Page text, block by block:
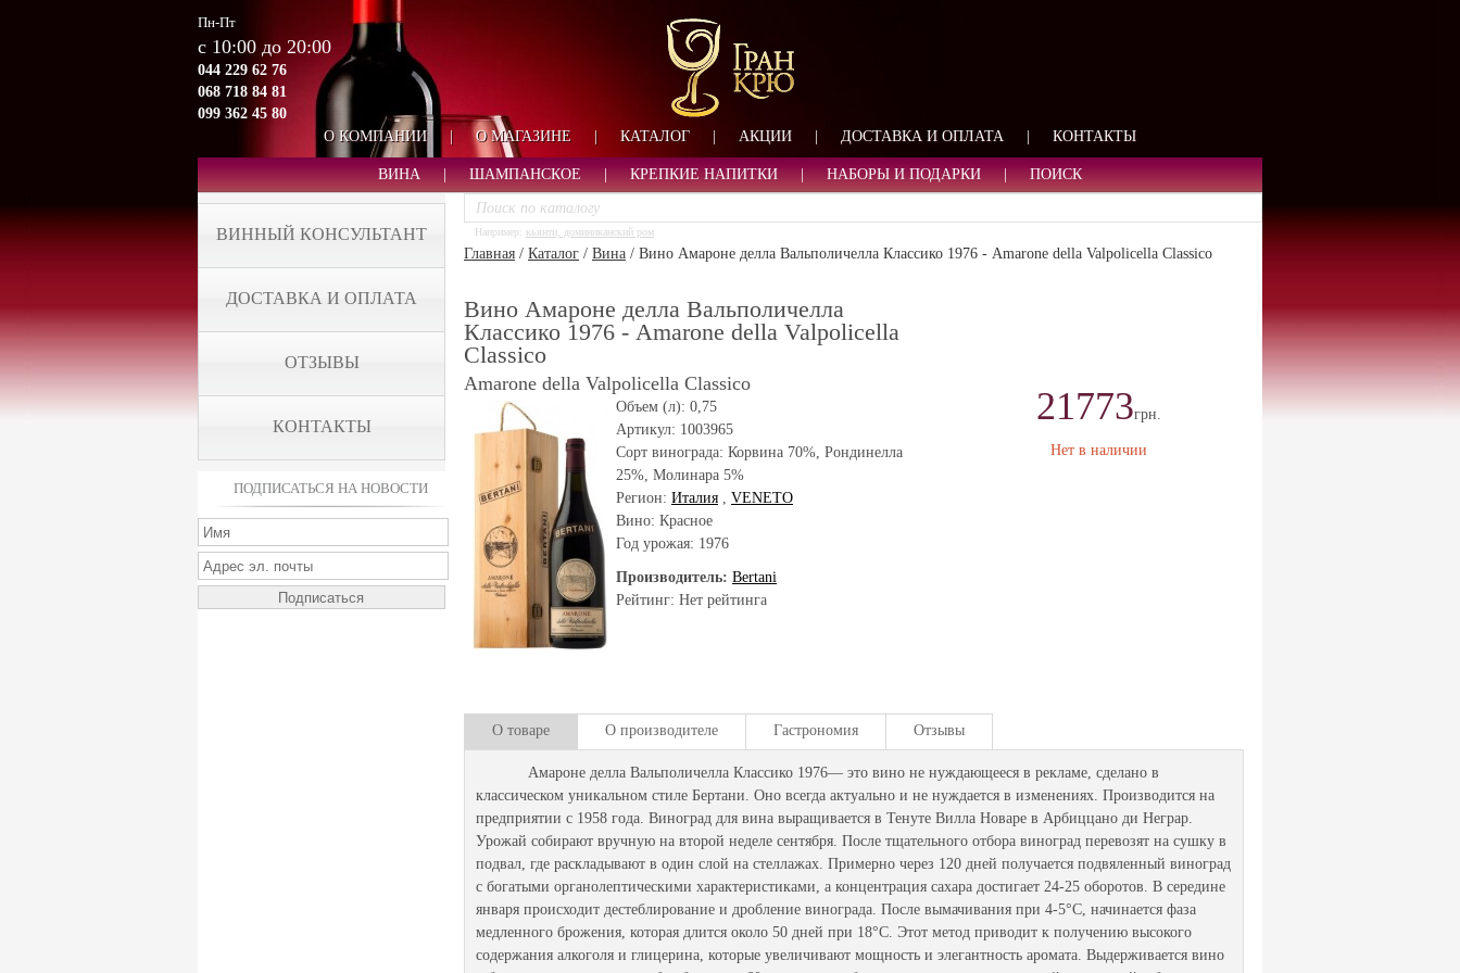
ЛОГИН
ЗАПОМНИТЬ МЕНЯ
ЗАБЫЛИ ПАРОЛЬ?
ВАШЕ ИМЯ:
ТЕЛЕФОН:
ИМЯ
Пн-Пт
с 10:00 до 20:00
044 229 62 76
068 718 84 81
099 362 45 80
О КОМПАНИИ
| О МАГАЗИНЕ | КАТАЛОГ АКЦИИ ДОСТАВКА И ОПЛАТА КОНТАКТЫ
ВИНА ШАМПАНСКОЕ КРЕПКИЕ НАПИТКИ НАБОРЫ И ПОДАРКИ ПОИСК
ВИННЫЙ КОНСУЛЬТАНТ
ДОСТАВКА И ОПЛАТА
ОТЗЫВЫ
КОНТАКТЫ
ПОДПИСАТЬСЯ НА НОВОСТИ
Например: кьянти, доминиканский ром
Главная / Каталог / Вина / Вино Амароне делла Вальполичелла Классико 1976 - Amarone della Valpolicella Сlassico
Вино Амароне делла Вальполичелла
Классико 1976 - Amarone della Valpolicella
Сlassico
Amarone della Valpolicella Сlassico
Объем (л): 0,75
Артикул: 1003965
Сорт винограда: Корвина 70%, Рондинелла
25%, Молинара 5%
Регион: Италия , VENETO
Вино: Красное
Год урожая: 1976
Производитель: Bertani
Рейтинг: Нет рейтинга
21773грн.
Нет в наличии
О товаре О производителе Гастрономия Отзывы
Амароне делла Вальполичелла Классико 1976— это вино не нуждающееся в рекламе, сделано в
классическом уникальном стиле Бертани. Оно всегда актуально и не нуждается в изменениях. Производится на
предприятии с 1958 года. Виноград для вина выращивается в Тенуте Вилла Новаре в Арбиццано ди Неграр.
Урожай собирают вручную на второй неделе сентября. После тщательного отбора виноград перевозят на сушку в
подвал, где раскладывают в один слой на стеллажах. Примерно через 120 дней получается подвяленный виноград
с богатыми органолептическими характеристиками, а концентрация сахара достигает 24-25 оборотов. В середине
января происходит дестеблирование и дробление винограда. После вымачивания при 4-5°С, начинается фаза
медленного брожения, которая длится около 50 дней при 18°C. Этот метод приводит к получению высокого
содержания алкоголя и глицерина, которые увеличивают мощность и элегантность аромата. Выдерживается вино